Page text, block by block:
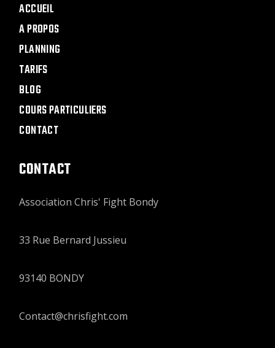
ACCUEIL
A PROPOS
PLANNING
TARIFS
BLOG
COURS PARTICULIERS
CONTACT
CONTACT
Association Chris' Fight Bondy
33 Rue Bernard Jussieu
93140 BONDY
Contact@chrisfight.com